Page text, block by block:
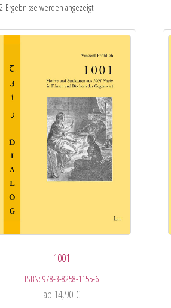
Ergebnisse werden angezeigt
1001
ISBN: 978-3-8258-1155-6
ab 14,90 €